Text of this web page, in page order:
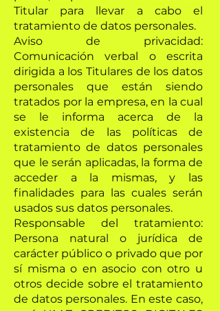
Titular para llevar a cabo el
tratamiento de datos personales.
Aviso de privacidad:
Comunicación verbal o escrita
dirigida a los Titulares de los datos
personales que están siendo
tratados por la empresa, en la cual
se le informa acerca de la
existencia de las políticas de
tratamiento de datos personales
que le serán aplicadas, la forma de
acceder a la mismas, y las
finalidades para las cuales serán
usados sus datos personales.
Responsable del tratamiento:
Persona natural o jurídica de
carácter público o privado que por
sí misma o en asocio con otro u
otros decide sobre el tratamiento
de datos personales. En este caso,